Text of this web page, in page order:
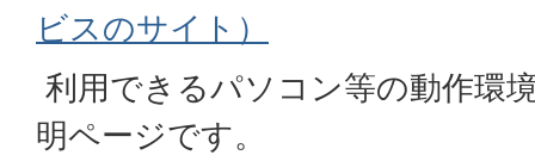
ビスのサイト）
利用できるパソコン等の動作環
明ページです。